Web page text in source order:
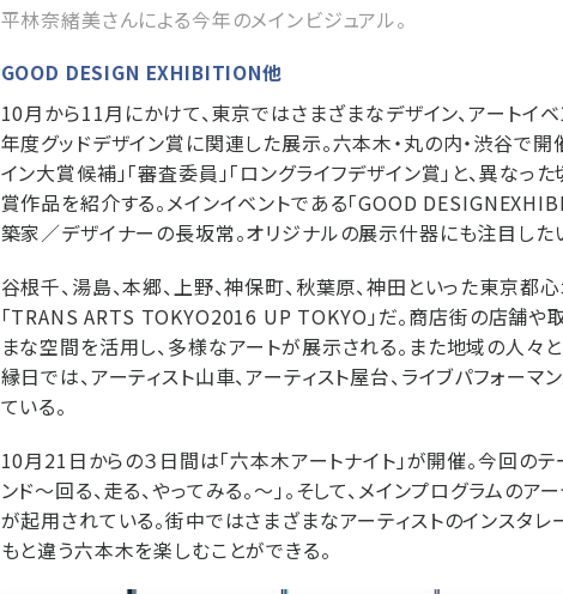
平林奈緒美さんによる今年のメインビジュアル。
GOOD DESIGN EXHIBITION他
10月から11月にかけて、東京ではさまざまなデザイン、アートイ
年度グッドデザイン賞に関連した展示。六本木・丸の内・渋谷で開
イン大賞候補」「審査委員」「ロングライフデザイン賞」と、異なっ
賞作品を紹介する。メインイベントである「GOOD
築家／デザイナーの長坂常。オリジナルの展示什器にも注目した
谷根千、湯島、本郷、上野、神保町、秋葉原、神田といった東京都
「TRANS ARTS TOKYO2016 UP TOKYO」だ。商店街の店舗や
まな空間を活用し、多様なアートが展示される。また地域の人々
縁日では、アーティスト山車、アーティスト屋台、ライブパフォー
ている。
10月21日からの３日間は「六本木アートナイト」が開催。今回のテ
ンド～回る、走る、やってみる。～」。そして、メインプログラムの
が起用されている。街中ではさまざまなアーティストのインスタレ
もと違う六本木を楽しむことができる。